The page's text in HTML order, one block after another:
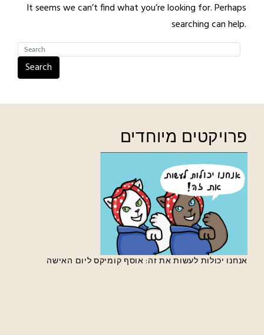
It seems we can’t find what you’re looking for. Perhaps
searching can help.
Search
פרויקטים מיוחדים
אנחנו יכולות לעשות את זה: אוסף קומיקס ליום האישה